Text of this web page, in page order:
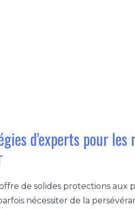
d'experts pour les
de solides protections aux
nécessiter de la